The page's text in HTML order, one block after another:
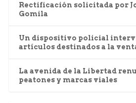
Rectificación solicitada por
Gomila
Un dispositivo policial
artículos destinados a la
La avenida de la Libertad
peatones y marcas viales